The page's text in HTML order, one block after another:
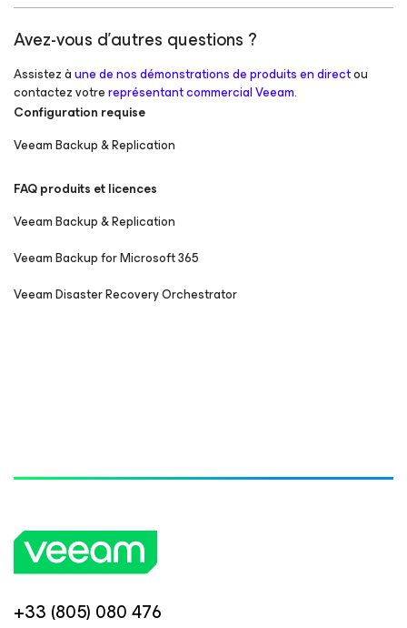
Avez-vous d’autres questions ?
Assistez àune de nos démonstrations de produits en directou
contactez votrereprésentant commercial Veeam.
Configuration requise
Veeam Backup & Replication
FAQ produits et licences
Veeam Backup & Replication
Veeam Backupfor Microsoft 365
Veeam Disaster Recovery Orchestrator
+33 (805) 080 476